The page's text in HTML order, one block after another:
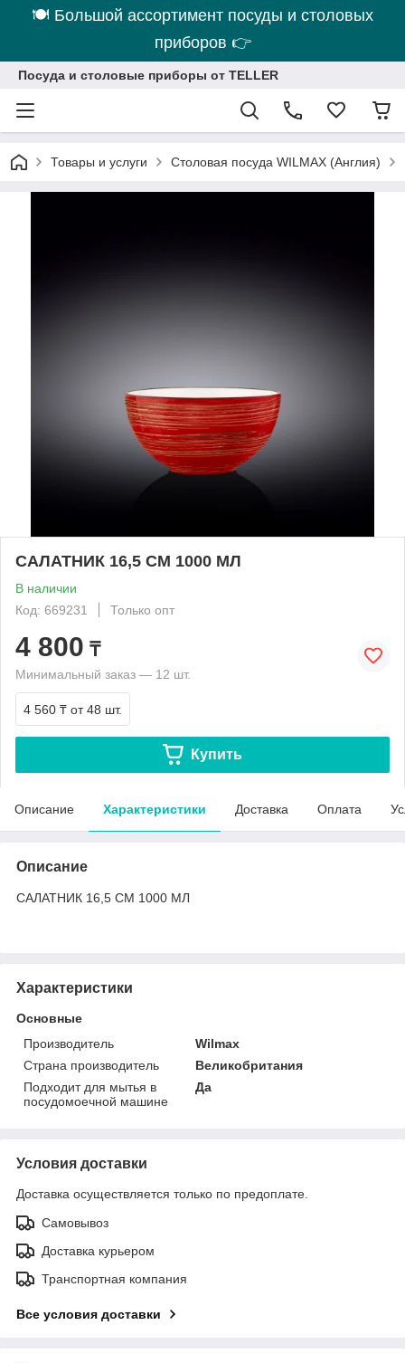
🍽 Большой ассортимент посуды и столовых
приборов 👉
Посуда и столовые приборы от TELLER
Товары и услуги Столовая посуда WILMAX (Англия)
САЛАТНИК 16,5 СМ 1000 МЛ
В наличии
Код: 669231
Только опт
4 800 ₸
Минимальный заказ — 12 шт.
4 560 ₸ от 48 шт.
Купить
Описание Характеристики Доставка Оплата
Описание
САЛАТНИК 16,5 СМ 1000 МЛ
Характеристики
Основные
Производитель
Wilmax
Страна производитель
Великобритания
Подходит для мытья в
посудомоечной машине
Да
Условия доставки
Доставка осуществляется только по предоплате.
Самовывоз
Доставка курьером
Транспортная компания
Все условия доставки